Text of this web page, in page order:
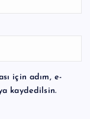
için adım, e-
kaydedilsin.